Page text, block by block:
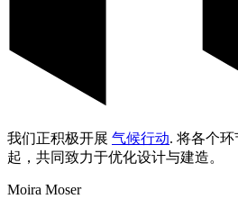
我们正积极开展 气候行动. 将各个环
起，共同致力于优化设计与建造。
Moira Moser